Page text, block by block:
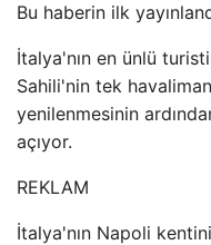
Bu haberin ilk
İtalya'nın en ünlü
Sahili'nin tek
yenilenmesinin
açıyor.
REKLAM
İtalya'nın Napoli